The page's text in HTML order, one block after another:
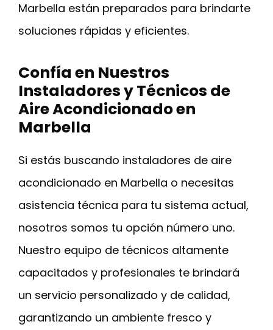
Marbella están preparados para brindarte
soluciones rápidas y eficientes.
Confía en Nuestros
Instaladores y Técnicos de
Aire Acondicionado en
Marbella
Si estás buscando instaladores de aire
acondicionado en Marbella o necesitas
asistencia técnica para tu sistema actual,
nosotros somos tu opción número uno.
Nuestro equipo de técnicos altamente
capacitados y profesionales te brindará
un servicio personalizado y de calidad,
garantizando un ambiente fresco y